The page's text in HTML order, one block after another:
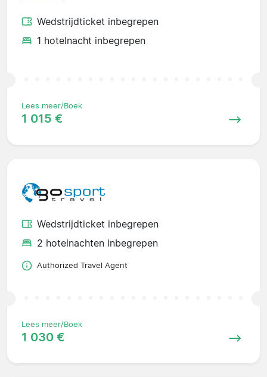
Wedstrijdticket inbegrepen
1 hotelnacht inbegrepen
Lees meer/Boek
1 015 €
Wedstrijdticket inbegrepen
2 hotelnachten inbegrepen
Authorized Travel Agent
Lees meer/Boek
1 030 €